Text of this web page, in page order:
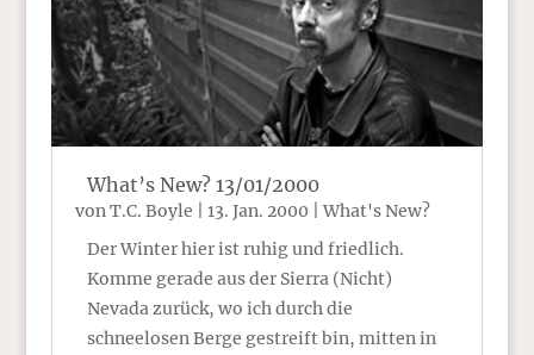
What’s New? 13/01/2000
vonT.C. Boyle 13. Jan. 2000 |What's New?
Der Winter hier ist ruhig und friedlich.
Komme gerade aus der Sierra (Nicht)
Nevada zurück, wo ich durch die
schneelosen Berge gestreift bin, mitten in